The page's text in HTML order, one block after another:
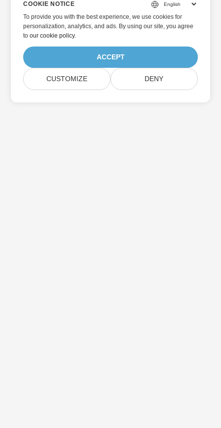
COOKIE NOTICE
To provide you with the best experience, we use cookies for
personalization, analytics, and ads. By using our site, you agree
toour cookie policy.
ACCEPT
CUSTOMIZE DENY